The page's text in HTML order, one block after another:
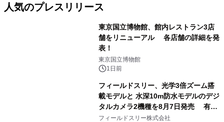
人気のプレスリリース
東京国立博物館、館内レストラン3店
舗をリニューアル 各店舗の詳細を発
表！
東京国立博物館
1日前
フィールドスリー、光学3倍ズーム搭
載モデルと 水深10m防水モデルのデジ
タルカメラ2機種を8月7日発売 有効
約1300万画素、用途別に選べるコンデ
フィールドスリー株式会社